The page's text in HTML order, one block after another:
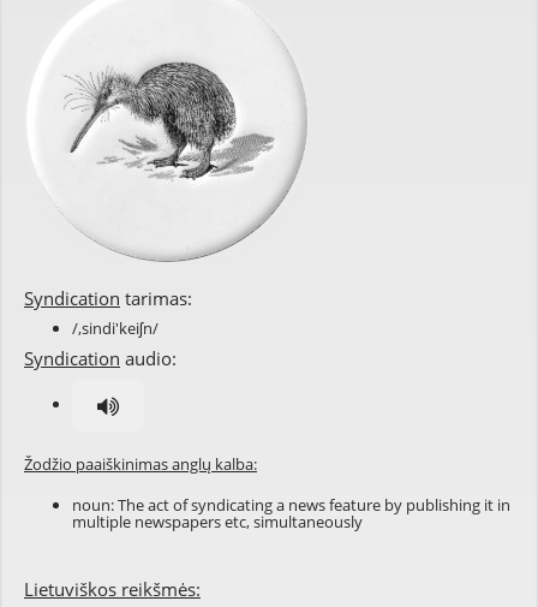
Syndication tarimas:
/,sindi'keiʃn/
Syndication audio:
Žodžio paaiškinimas anglų kalba:
noun: The act ofsyndicatinga newsfeature by publishing it in
multiple newspapersetc, simultaneously
Lietuviškos reikšmės: